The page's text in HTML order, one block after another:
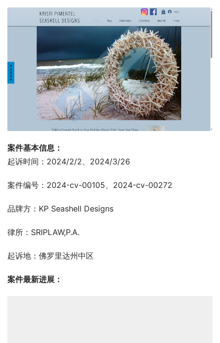
案件基本信息：
起诉时间：2024/2/2、2024/3/26
案件编号：2024-cv-00105、2024-cv-00272
品牌方：KP Seashell Designs
律所：SRIPLAW,P.A.
起诉地：佛罗里达州中区
案件最新进展：